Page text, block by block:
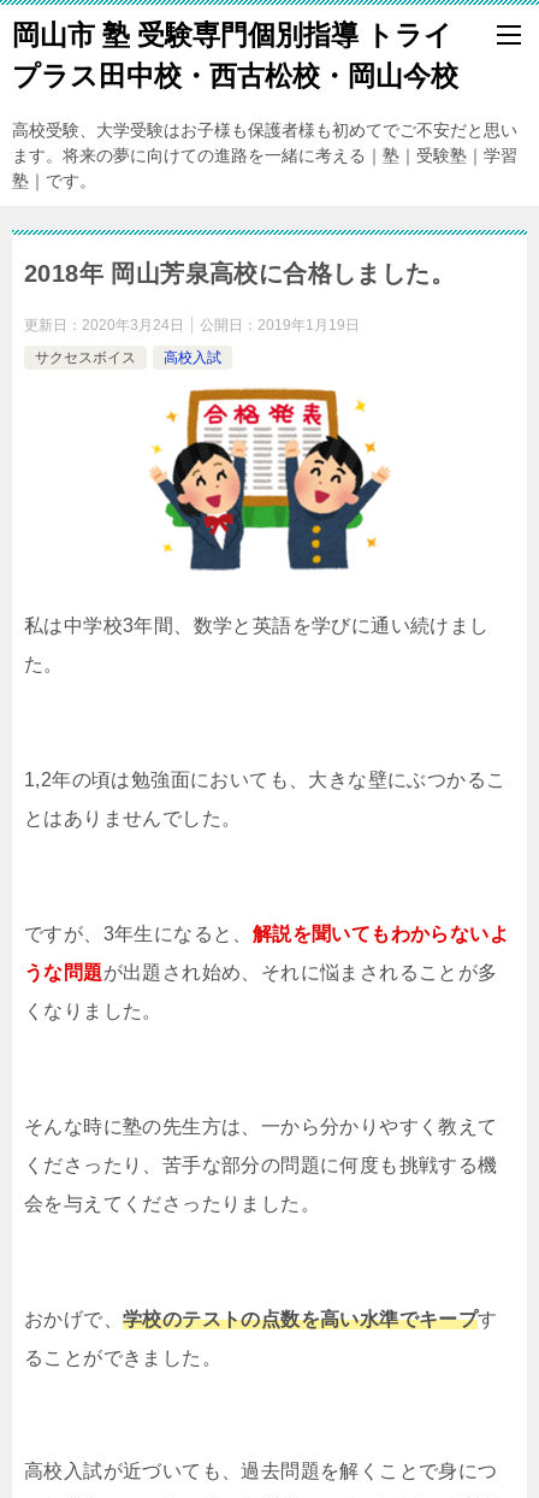
岡山市 塾 受験専門個別指導 トライ
プラス田中校・西古松校・岡山今校
高校受験、大学受験はお子様も保護者様も初めてでご不安だと思い
ます。将来の夢に向けての進路を一緒に考える｜塾｜受験塾｜学習
塾｜です。
2018年 岡山芳泉高校に合格しました。
更新日： 2020年3月24日 公開日： 2019年1月19日
サクセスボイス
高校入試
私は中学校3年間、数学と英語を学びに通い続けまし
た。
1,2年の頃は勉強面においても、大きな壁にぶつかるこ
とはありませんでした。
ですが、3年生になると、 解説を聞いてもわからないよ
うな問題が出題され始め、それに悩まされることが多
くなりました。
そんな時に塾の先生方は、一から分かりやすく教えて
くださったり、苦手な部分の問題に何度も挑戦する機
会を与えてくださったりました。
おかげで、 学校のテストの点数を高い水準でキープす
ることができました。
高校入試が近づいても、過去問題を解くことで身につ